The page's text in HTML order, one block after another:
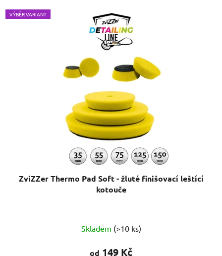
VÝBĚR VARIANT
ZviZZer Thermo Pad Soft - žluté finišovací leštící
kotouče
hodnocení
produktu
Skladem (>10 ks)
od 149 Kč